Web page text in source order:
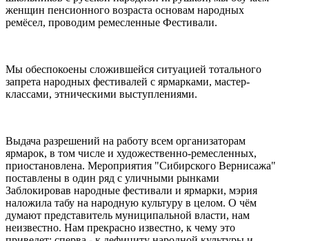
женщин пенсионного возраста основам народных
ремёсел, проводим ремесленные Фестивали.
Мы обеспокоены сложившейся ситуацией тотального
запрета народных фестивалей с ярмарками, мастер-
классами, этническими выступлениями.
Выдача разрешений на работу всем организаторам
ярмарок, в том числе и художественно-ремесленных,
приостановлена. Мероприятия "Сибирского Вернисажа"
поставлены в один ряд с уличными рынками
Заблокировав народные фестивали и ярмарки, мэрия
наложила табу на народную культуру в целом. О чём
думают представитель муниципальной власти, нам
неизвестно. Нам прекрасно известно, к чему это